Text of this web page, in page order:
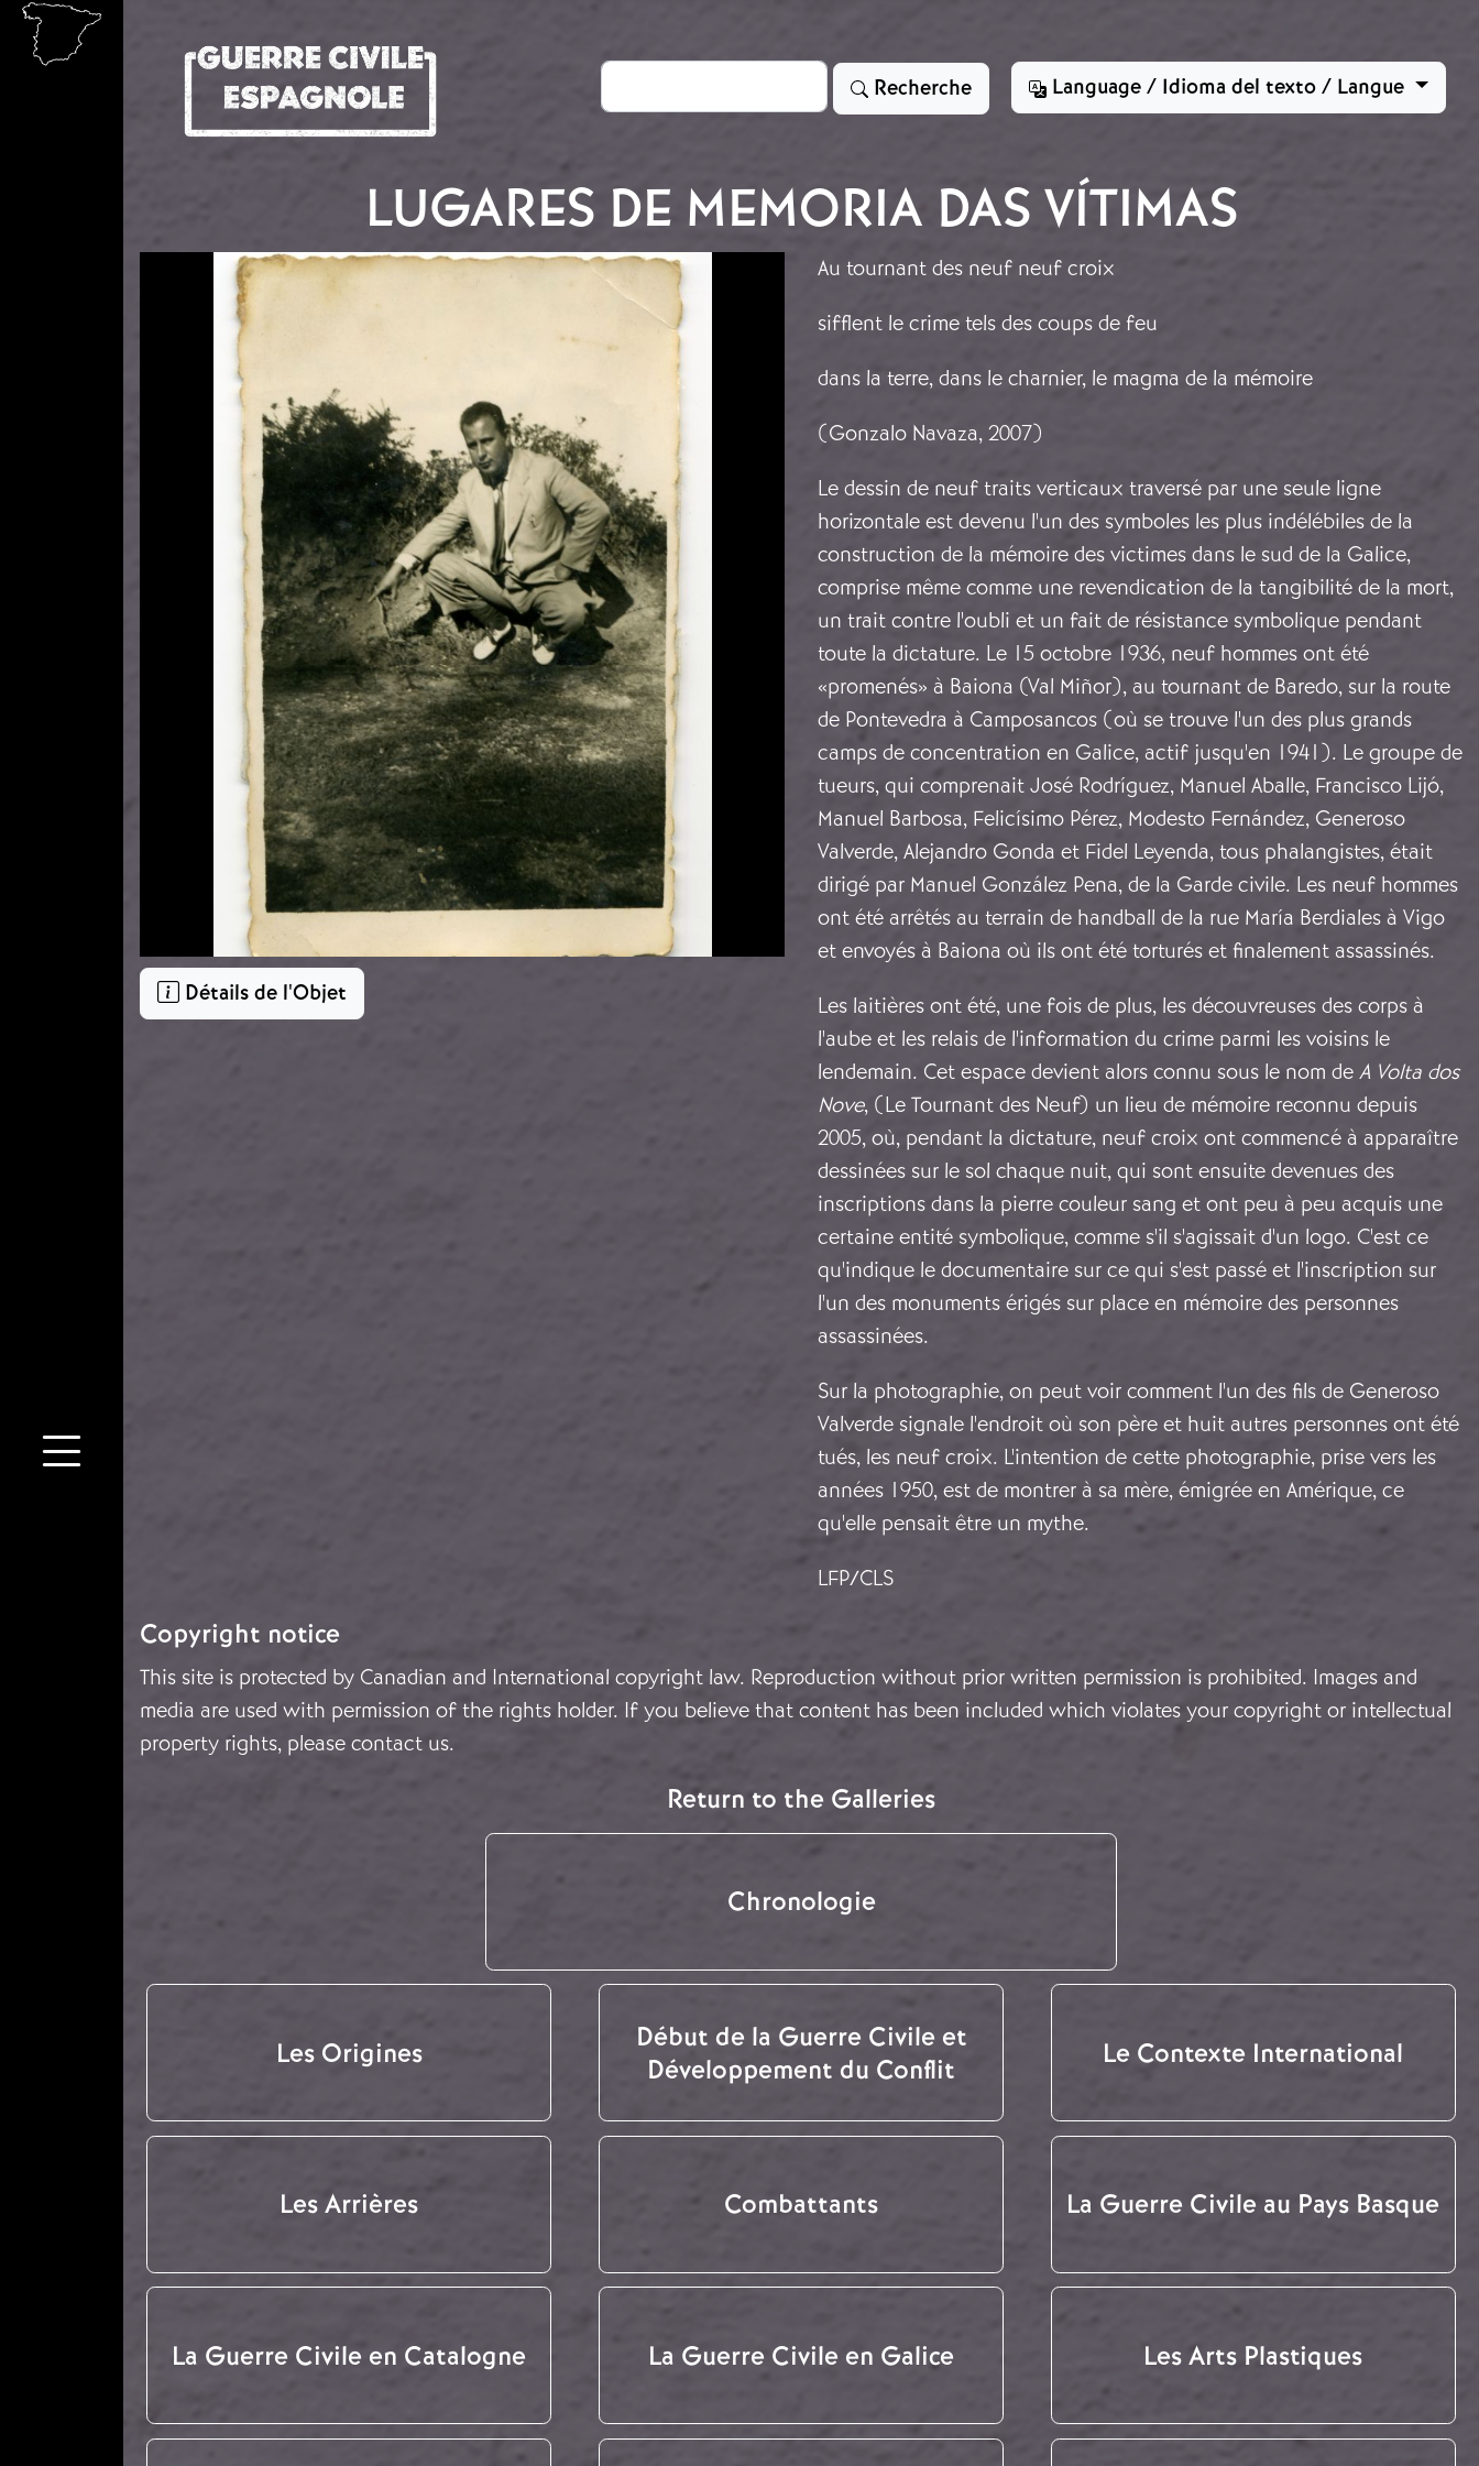
Aller au contenu principal
Rechercher Recherche Language / Idioma del texto / Langue
LUGARES DE MEMORIA DAS VÍTIMAS
Détails de l'Objet
Au tournant des neuf neuf croix
sifflent le crime tels des coups de feu
dans la terre, dans le charnier, le magma de la mémoire
(Gonzalo Navaza, 2007)
Le dessin de neuf traits verticaux traversé par une seule ligne
horizontale est devenu l'un des symboles les plus indélébiles de la
construction de la mémoire des victimes dans le sud de la Galice,
comprise même comme une revendication de la tangibilité de la mort,
un trait contre l'oubli et un fait de résistance symbolique pendant
toute la dictature. Le 15 octobre 1936, neuf hommes ont été
«promenés» à Baiona (Val Miñor), au tournant de Baredo, sur la route
de Pontevedra à Camposancos (où se trouve l'un des plus grands
camps de concentration en Galice, actif jusqu'en 1941). Le groupe de
tueurs, qui comprenait José Rodríguez, Manuel Aballe, Francisco Lijó,
Manuel Barbosa, Felicísimo Pérez, Modesto Fernández, Generoso
Valverde, Alejandro Gonda et Fidel Leyenda, tous phalangistes, était
dirigé par Manuel González Pena, de la Garde civile. Les neuf hommes
ont été arrêtés au terrain de handball de la rue María Berdiales à Vigo
et envoyés à Baiona où ils ont été torturés et finalement assassinés.
Les laitières ont été, une fois de plus, les découvreuses des corps à
l'aube et les relais de l'information du crime parmi les voisins le
lendemain. Cet espace devient alors connu sous le nom de A Volta dos
Nove, (Le Tournant des Neuf) un lieu de mémoire reconnu depuis
2005, où, pendant la dictature, neuf croix ont commencé à apparaître
dessinées sur le sol chaque nuit, qui sont ensuite devenues des
inscriptions dans la pierre couleur sang et ont peu à peu acquis une
certaine entité symbolique, comme s'il s'agissait d'un logo. C'est ce
qu'indique le documentaire sur ce qui s'est passé et l'inscription sur
l'un des monuments érigés sur place en mémoire des personnes
assassinées.
Sur la photographie, on peut voir comment l'un des fils de Generoso
Valverde signale l'endroit où son père et huit autres personnes ont été
tués, les neuf croix. L'intention de cette photographie, prise vers les
années 1950, est de montrer à sa mère, émigrée en Amérique, ce
qu'elle pensait être un mythe.
LFP/CLS
Copyright notice
This site is protected by Canadian and International copyright law. Reproduction without prior written permission is prohibited. Images and
media are used with permission of the rights holder. If you believe that content has been included which violates your copyright or intellectual
property rights, please contact us.
Return to the Galleries
Chronologie
Les Origines
Début de la Guerre Civile et
Développement du Conflit
Le Contexte International
Les Arrières Combattants La Guerre Civile au Pays Basque
La Guerre Civile en Catalogne La Guerre Civile en Galice Les Arts Plastiques